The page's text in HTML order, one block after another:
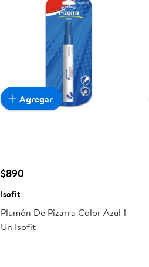
$890
Isofit
Plumón De Pizarra Color Azul 1
Un Isofit
Agregar